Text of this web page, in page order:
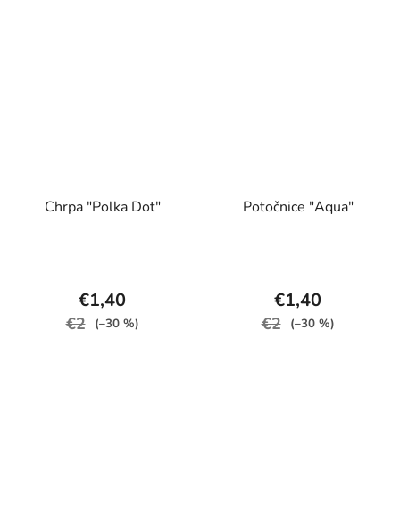
Chrpa "Polka Dot"
€1,40
€2 (–30 %)
Potočnice "Aqua"
€1,40
€2 (–30 %)